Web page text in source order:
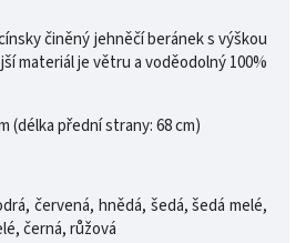
činěný jehněčí beránek s výškou
materiál je větru a voděodolný 100%
(délka přední strany: 68 cm)
červená, hnědá, šedá, šedá melé,
černá, růžová